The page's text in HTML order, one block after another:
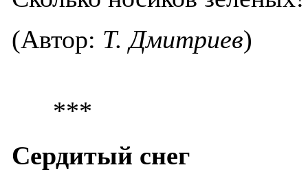
(Автор: Т. Дмитриев)
***
Сердитый снег